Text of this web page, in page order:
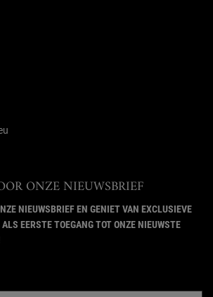
ONZE NIEUWSBRIEF
NIEUWSBRIEF EN GENIET VAN EXCLUSIEVE
EERSTE TOEGANG TOT ONZE NIEUWSTE